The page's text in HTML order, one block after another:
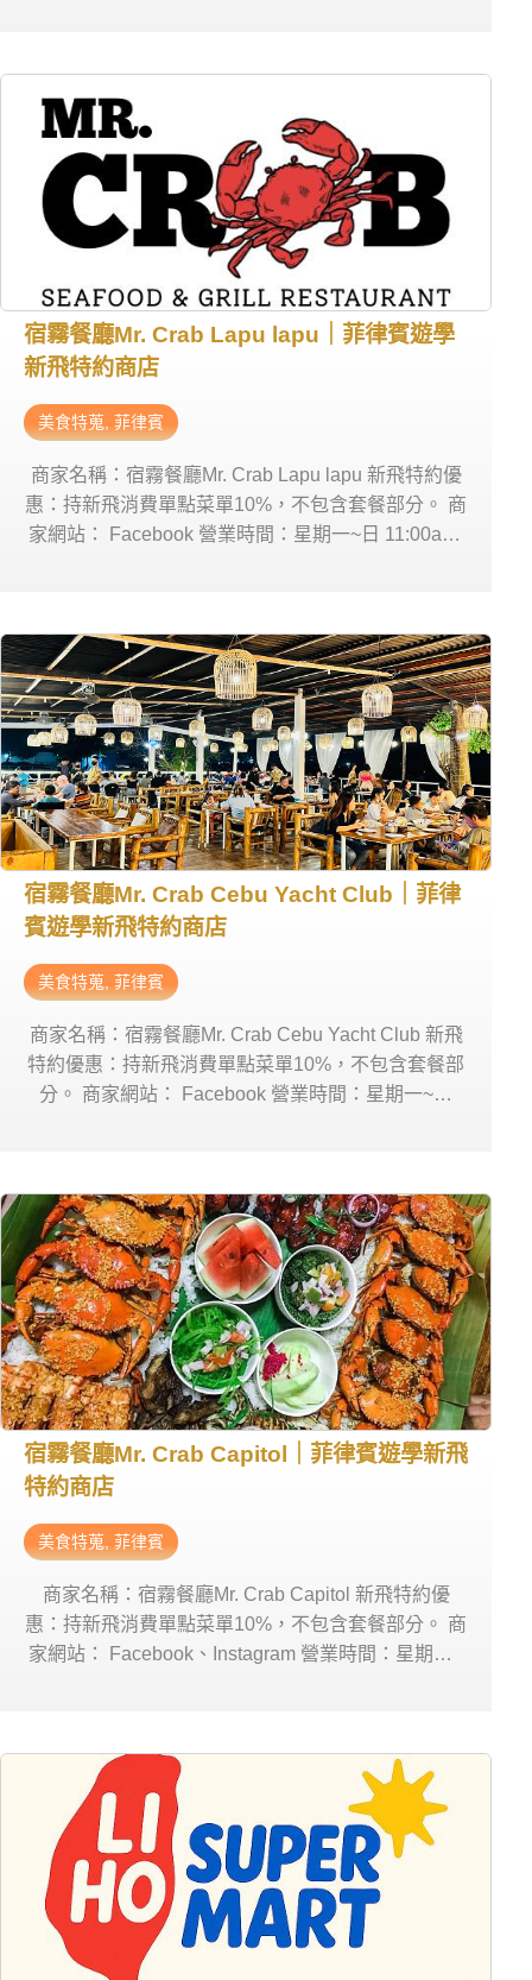
宿霧餐廳Mr. Crab Lapu lapu｜菲律賓遊學
新飛特約商店
美食特蒐, 菲律賓
商家名稱：宿霧餐廳Mr. Crab Lapu lapu 新飛特約優
惠：持新飛消費單點菜單10%，不包含套餐部分。 商
家網站： Facebook 營業時間：星期一~日 11:00am-
宿霧餐廳Mr. Crab Cebu Yacht Club｜菲律
賓遊學新飛特約商店
美食特蒐, 菲律賓
商家名稱：宿霧餐廳Mr. Crab Cebu Yacht Club 新飛
特約優惠：持新飛消費單點菜單10%，不包含套餐部
分。 商家網站： Facebook 營業時間：星期一~日
宿霧餐廳Mr. Crab Capitol｜菲律賓遊學新飛
特約商店
美食特蒐, 菲律賓
商家名稱：宿霧餐廳Mr. Crab Capitol 新飛特約優
惠：持新飛消費單點菜單10%，不包含套餐部分。 商
家網站： Facebook、Instagram 營業時間：星期一~